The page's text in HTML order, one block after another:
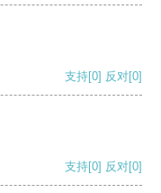
支持[0] 反对[0]
支持[0] 反对[0]